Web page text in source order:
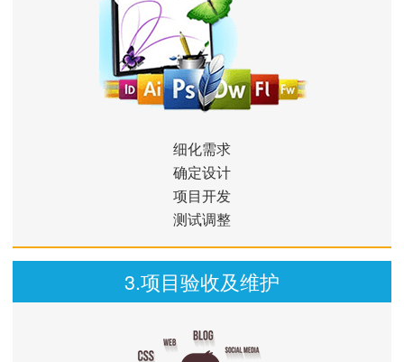
细化需求
确定设计
项目开发
测试调整
3.项目验收及维护